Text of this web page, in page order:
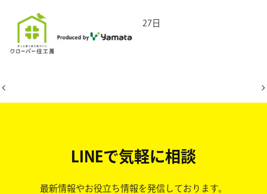
2026年2月27日
LINEで気軽に相談
最新情報やお役立ち情報を発信しております。